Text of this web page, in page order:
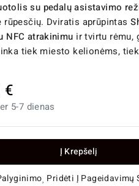
su pedalų asistavimo
rūpesčių. Dviratis aprūpintas
NFC atrakinimu ir tvirtu rėmu,
tiek miesto kelionėms,
€
5-7 dienas
Į Krepšelį
Pridėti Į Pageidavimų